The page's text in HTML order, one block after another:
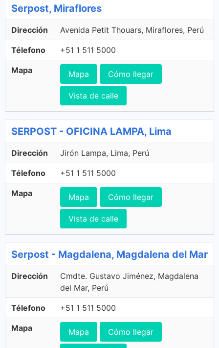
Serpost, Miraflores
Dirección Avenida Petit Thouars, Miraflores, Perú
Télefono +51 1 511 5000
Mapa Mapa Cómo llegar
Vista de calle
SERPOST - OFICINA LAMPA, Lima
Dirección Jirón Lampa, Lima, Perú
Télefono +51 1 511 5000
Mapa Mapa Cómo llegar
Vista de calle
Serpost - Magdalena, Magdalena del Mar
Dirección
Cmdte. Gustavo Jiménez, Magdalena
del Mar, Perú
Télefono +51 1 511 5000
Mapa Mapa Cómo llegar